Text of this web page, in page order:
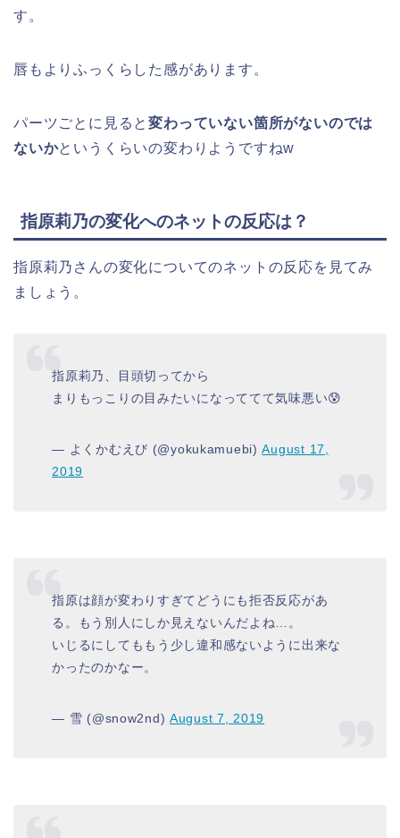
す。
唇もよりふっくらした感があります。
パーツごとに見ると変わっていない箇所がないのでは
ないかというくらいの変わりようですねw
指原莉乃の変化へのネットの反応は？
指原莉乃さんの変化についてのネットの反応を見てみ
ましょう。
指原莉乃、目頭切ってから
まりもっこりの目みたいになっててて気味悪い😰
— よくかむえび (@yokukamuebi)August 17,
2019
指原は顔が変わりすぎてどうにも拒否反応があ
る。もう別人にしか見えないんだよね…。
いじるにしてももう少し違和感ないように出来な
かったのかなー。
— 雪 (@snow2nd) August 7, 2019